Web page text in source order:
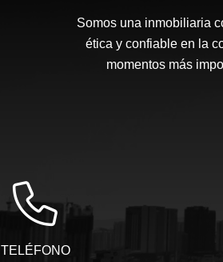
Somos una inmobiliaria
ética y confiable en la
momentos más
TELÉFONO